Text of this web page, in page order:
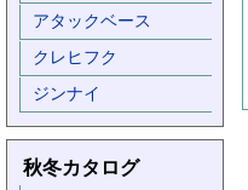
アタックベース
クレヒフク
ジンナイ
秋冬カタログ